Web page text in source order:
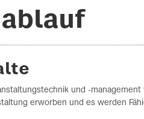
und -
erworben und es werden